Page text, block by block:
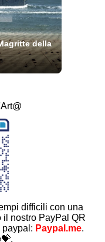
della
difficili con una
nostro PayPal QR
paypal: Paypal.me.
💝.